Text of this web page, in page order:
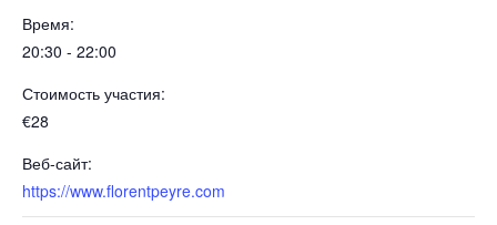
Время:
20:30 - 22:00
Стоимость участия:
€28
Веб-сайт:
https://www.florentpeyre.com